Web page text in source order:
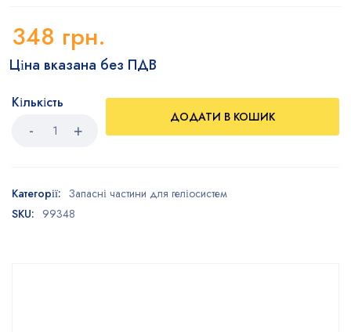
348 грн.
Ціна вказана без ПДВ
Кількість
ДОДАТИ В КОШИК
Категорії: Запасні частини для геліосистем
SKU: 99348